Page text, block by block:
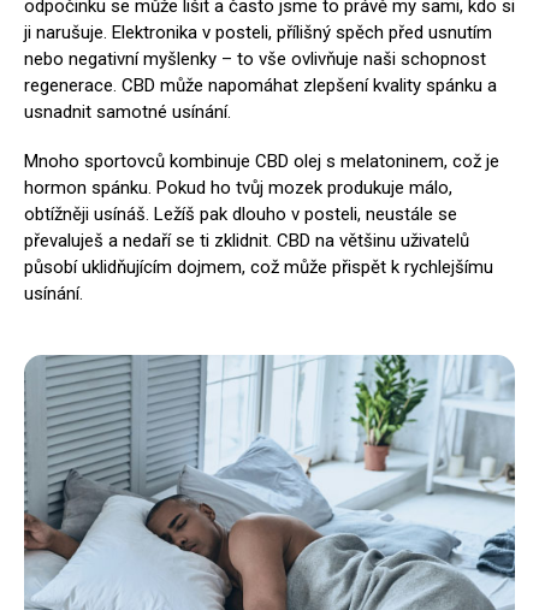
odpočinku se může lišit a často jsme to právě my sami, kdo si
ji narušuje. Elektronika v posteli, přílišný spěch před usnutím
nebo negativní myšlenky – to vše ovlivňuje naši schopnost
regenerace. CBD může napomáhat zlepšení kvality spánku a
usnadnit samotné usínání.
Mnoho sportovců kombinuje CBD olej s melatoninem, což je
hormon spánku. Pokud ho tvůj mozek produkuje málo,
obtížněji usínáš. Ležíš pak dlouho v posteli, neustále se
převaluješ a nedaří se ti zklidnit. CBD na většinu uživatelů
působí uklidňujícím dojmem, což může přispět k rychlejšímu
usínání.